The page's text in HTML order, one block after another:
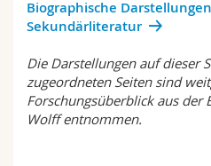
Biographische
Sekundärliteratur
Die Darstellungen auf dieser
zugeordneten Seiten sind
Forschungsüberblick aus der
Wolff entnommen.